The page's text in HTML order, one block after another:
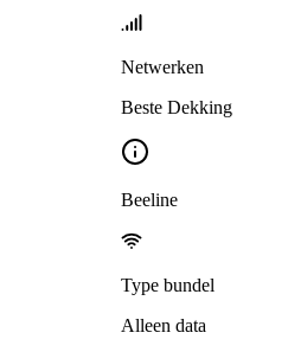
Netwerken
Beste Dekking
Beeline
Type bundel
Alleen data